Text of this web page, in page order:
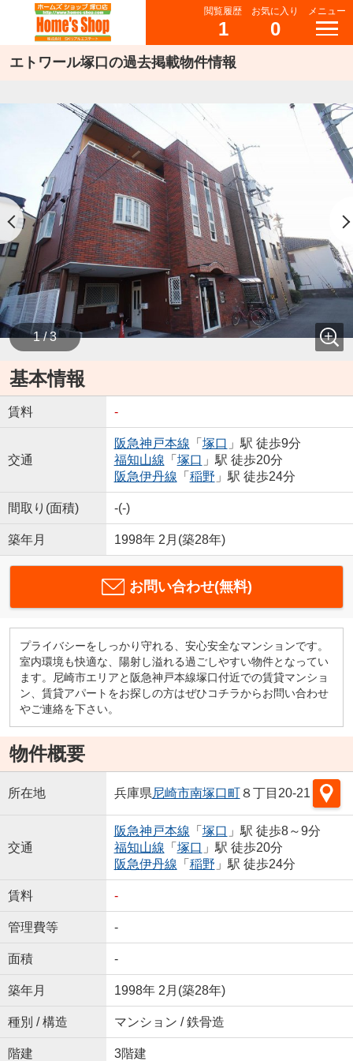
閲覧履歴
1
お気に入り
0
メニュー
エトワール塚口の過去掲載物件情報
1 / 3
基本情報
賃料 -
交通
阪急神戸本線 「 塚口 」駅 徒歩9分
福知山線 「 塚口 」駅 徒歩20分
阪急伊丹線 「 稲野 」駅 徒歩24分
間取り(面積) -(-)
築年月 1998年 2月(築28年)
お問い合わせ(無料)
プライバシーをしっかり守れる、安心安全なマンションです。
室内環境も快適な、陽射し溢れる過ごしやすい物件となってい
ます。尼崎市エリアと阪急神戸本線塚口付近での賃貸マンショ
ン、賃貸アパートをお探しの方はぜひコチラからお問い合わせ
やご連絡を下さい。
物件概要
所在地 兵庫県尼崎市南塚口町８丁目20-21
交通
阪急神戸本線 「 塚口 」駅 徒歩8～9分
福知山線 「 塚口 」駅 徒歩20分
阪急伊丹線 「 稲野 」駅 徒歩24分
賃料 -
管理費等 -
面積 -
築年月 1998年 2月(築28年)
種別 / 構造 マンション / 鉄骨造
階建 3階建